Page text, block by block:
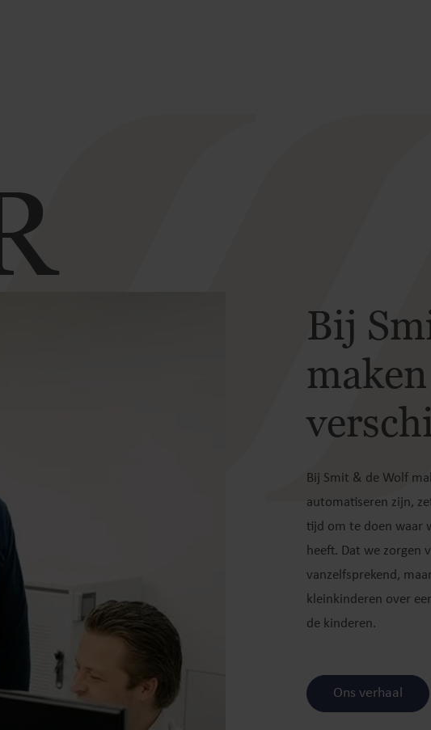
Bij
Bij Smit & de Wolf
automatiseren zijn,
tijd om te doen waar
heeft. Dat we zorgen
vanzelfsprekend,
kleinkinderen over
de kinderen.
Ons verhaal